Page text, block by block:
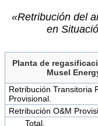
«Retribución del
en
Planta de
Musel
Retribución Transitoria
Provisional.
Retribución O&M
Total.